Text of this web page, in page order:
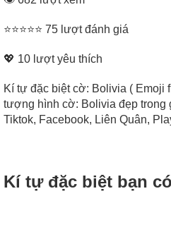
⭐⭐⭐⭐⭐ 75 lượt đánh giá
💖 10 lượt yêu thích
Kí tự đặc biệt cờ: Bolivia ( Emoji
tượng hình cờ: Bolivia đẹp trong
Tiktok, Facebook, Liên Quân,
Kí tự đặc biệt bạn